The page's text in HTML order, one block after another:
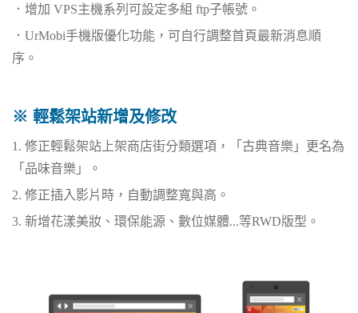
．增加 VPS主機系列可設定多組 ftp子帳號。
．UrMobi手機版優化功能，可自行調整首頁最新消息順
序。
※ 輕鬆架站新增及修改
1. 修正輕鬆架站上架商店街分類選項，「古典音樂」更名為
「品味音樂」。
2. 修正插入影片時，自動調整寬與高。
3. 新增花漾美妝、環保能源、數位媒體...等RWD版型。